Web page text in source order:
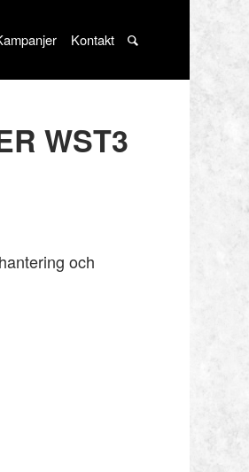
Kontakt
WST3
och